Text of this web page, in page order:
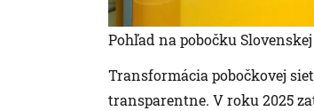
Pohľad na pobočku
Transformácia pobočkovej
transparentne. V roku 2025